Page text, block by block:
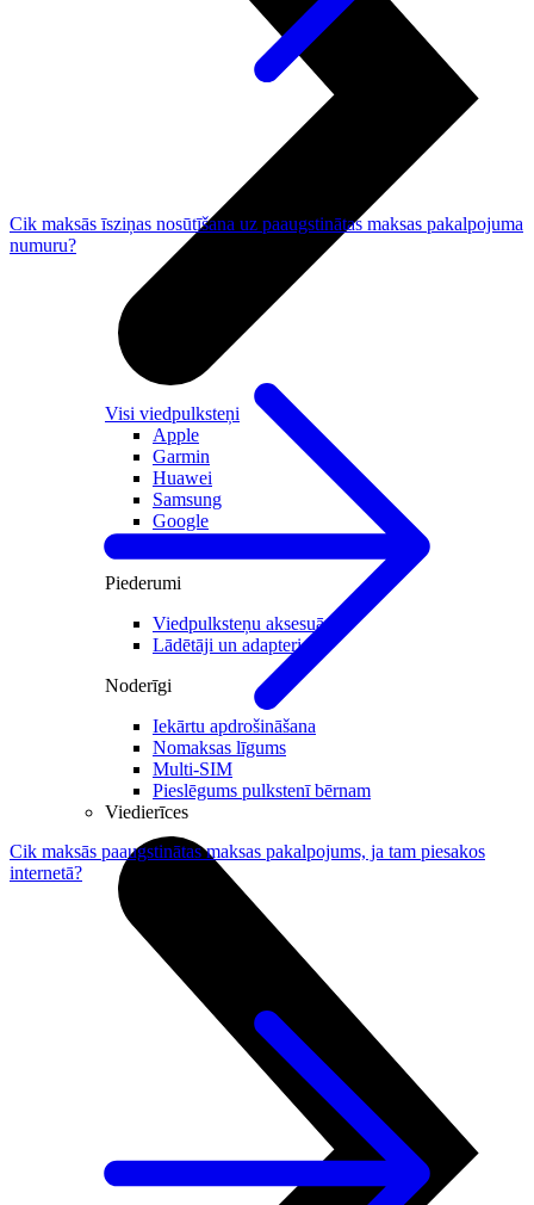
Visi viedpulksteņi
Apple
Garmin
Huawei
Samsung
Google
Piederumi
Viedpulksteņu aksesuāri
Lādētāji un adapteri
Noderīgi
Iekārtu apdrošināšana
Nomaksas līgums
Multi-SIM
Pieslēgums pulkstenī bērnam
Viedierīces
Cik maksās īsziņas nosūtīšana uz paaugstinātas maksas pakalpojuma
numuru?
Cik maksās paaugstinātas maksas pakalpojums, ja tam piesakos
internetā?